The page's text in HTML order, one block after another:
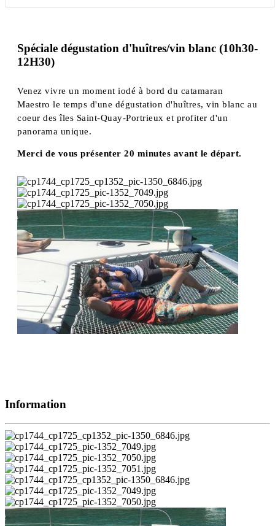
Spéciale dégustation d'huîtres/vin blanc (10h30-
12H30)
Venez vivre un moment iodé à bord du catamaran
Maestro le temps d'une dégustation d'huîtres, vin blanc au
coeur des îles Saint-Quay-Portrieux et profiter d'un
panorama unique.
Merci de vous présenter 20 minutes avant le départ.
Information